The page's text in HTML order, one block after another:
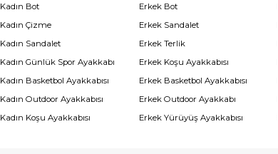
Kadın Bot
Kadın Çizme
Kadın Sandalet
Kadın Günlük Spor Ayakkabı
Kadın Basketbol Ayakkabısı
Kadın Outdoor Ayakkabısı
Kadın Koşu Ayakkabısı
Erkek Bot
Erkek Sandalet
Erkek Terlik
Erkek Koşu Ayakkabısı
Erkek Basketbol Ayakkabısı
Erkek Outdoor Ayakkabı
Erkek Yürüyüş Ayakkabısı